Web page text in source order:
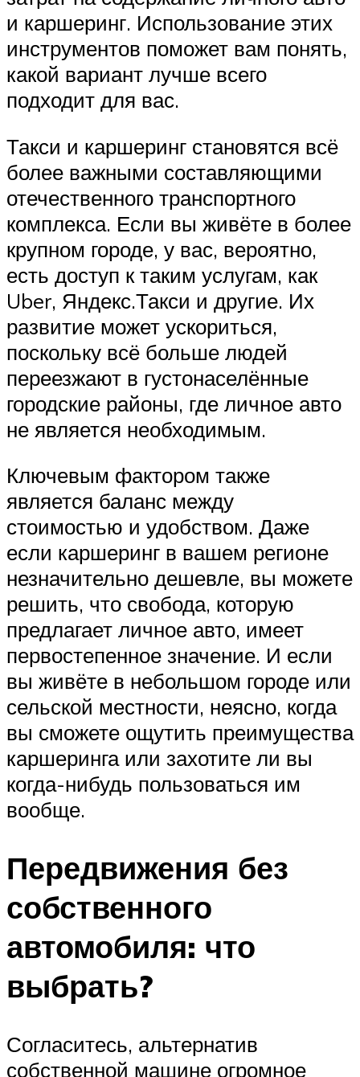
и каршеринг. Использование этих
инструментов поможет вам понять,
какой вариант лучше всего
подходит для вас.
Такси и каршеринг становятся всё
более важными составляющими
отечественного транспортного
комплекса. Если вы живёте в более
крупном городе, у вас, вероятно,
есть доступ к таким услугам, как
Uber, Яндекс.Такси и другие. Их
развитие может ускориться,
поскольку всё больше людей
переезжают в густонаселённые
городские районы, где личное авто
не является необходимым.
Ключевым фактором также
является баланс между
стоимостью и удобством. Даже
если каршеринг в вашем регионе
незначительно дешевле, вы можете
решить, что свобода, которую
предлагает личное авто, имеет
первостепенное значение. И если
вы живёте в небольшом городе или
сельской местности, неясно, когда
вы сможете ощутить преимущества
каршеринга или захотите ли вы
когда-нибудь пользоваться им
вообще.
Передвижения без
собственного
автомобиля: что
выбрать?
Согласитесь, альтернатив
собственной машине огромное